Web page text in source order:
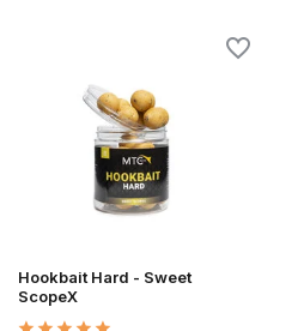
Hookbait Hard - Sweet
ScopeX